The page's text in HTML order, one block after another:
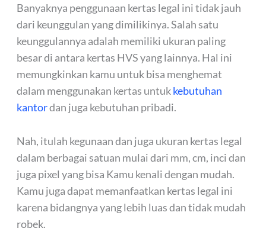
Banyaknya penggunaan kertas legal ini tidak jauh
dari keunggulan yang dimilikinya. Salah satu
keunggulannya adalah memiliki ukuran paling
besar di antara kertas HVS yang lainnya. Hal ini
memungkinkan kamu untuk bisa menghemat
dalam menggunakan kertas untukkebutuhan
kantordan juga kebutuhan pribadi.
Nah, itulah kegunaan dan juga ukuran kertas legal
dalam berbagai satuan mulai dari mm, cm, inci dan
juga pixel yang bisa Kamu kenali dengan mudah.
Kamu juga dapat memanfaatkan kertas legal ini
karena bidangnya yang lebih luas dan tidak mudah
robek.